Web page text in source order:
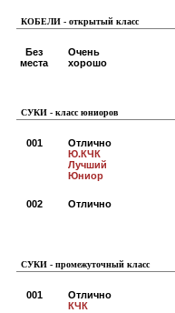
КОБЕЛИ - открытый класс
Без
места
Очень
хорошо
СУКИ - класс юниоров
001
Отлично
Ю.КЧК
Лучший
Юниор
002 Отлично
СУКИ - промежуточный класс
001
Отлично
КЧК